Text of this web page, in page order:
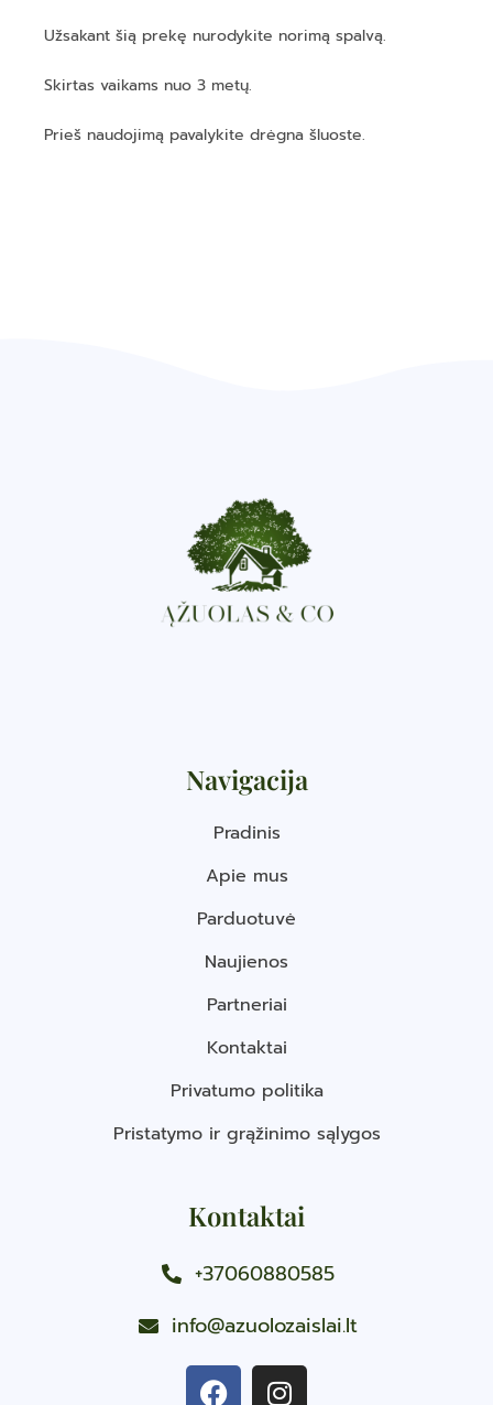
Užsakant šią prekę nurodykite norimą spalvą.
Skirtas vaikams nuo 3 metų.
Prieš naudojimą pavalykite drėgna šluoste.
Navigacija
Pradinis
Apie mus
Parduotuvė
Naujienos
Partneriai
Kontaktai
Privatumo politika
Pristatymo ir grąžinimo sąlygos
Kontaktai
+37060880585
info@azuolozaislai.lt